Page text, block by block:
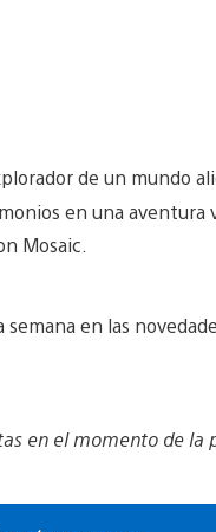
de un mundo
en una aventura
Mosaic.
en las
en el momento de la